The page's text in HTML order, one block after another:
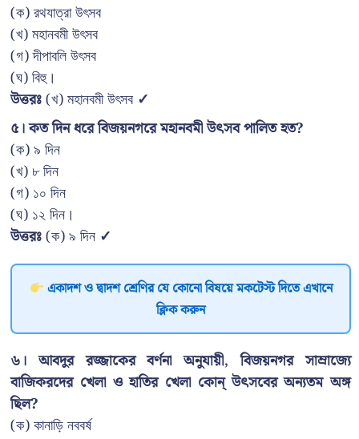
(ক) রথযাত্রা উৎসব
(খ) মহানবমী উৎসব
(গ) দীপাবলি উৎসব
(ঘ) বিহু।
উত্তরঃ(খ) মহানবমী উৎসব ✓
৫। কত দিন ধরে বিজয়নগরে মহানবমী উৎসব পালিত হত?
(ক) ৯ দিন
(খ) ৮ দিন
(গ) ১০ দিন
(ঘ) ১২ দিন।
উত্তরঃ(ক) ৯ দিন ✓
একাদশ ও দ্বাদশ শ্রেণির যে কোনো বিষয়ে মকটেস্ট দিতে এখানে
ক্লিক করুন
৬। আবদুর রজ্জাকের বর্ণনা অনুযায়ী, বিজয়নগর সাম্রাজ্যে
বাজিকরদের খেলা ও হাতির খেলা কোন্ উৎসবের অন্যতম অঙ্গ
ছিল?
(ক) কানাড়ি নববর্ষ